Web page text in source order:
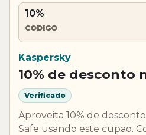
10%
CODIGO
Kaspersky
10% de desconto
Verificado
Aproveita 10% de
Safe usando este cupao.